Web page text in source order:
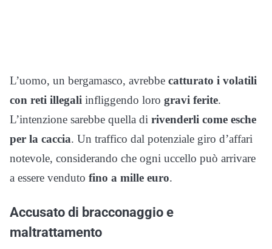
L’uomo, un bergamasco, avrebbe catturato i volatili
con reti illegali infliggendo loro gravi ferite.
L’intenzione sarebbe quella di rivenderli come esche
per la caccia. Un traffico dal potenziale giro d’affari
notevole, considerando che ogni uccello può arrivare
a essere venduto fino a mille euro.
Accusato di bracconaggio e
maltrattamento